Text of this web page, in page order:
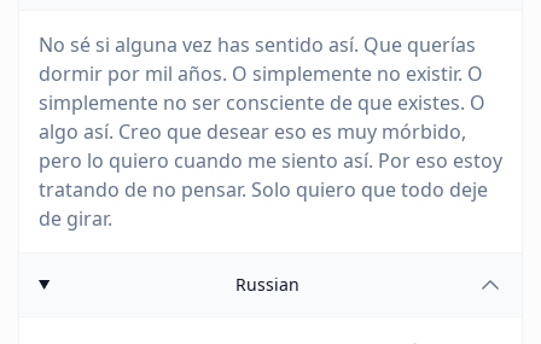
No sé si alguna vez has sentido así. Que querías
dormir por mil años. O simplemente no existir. O
simplemente no ser consciente de que existes. O
algo así. Creo que desear eso es muy mórbido,
pero lo quiero cuando me siento así. Por eso estoy
tratando de no pensar. Solo quiero que todo deje
de girar.
Russian